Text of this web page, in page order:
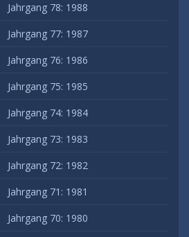
Jahrgang 78: 1988
Jahrgang 77: 1987
Jahrgang 76: 1986
Jahrgang 75: 1985
Jahrgang 74: 1984
Jahrgang 73: 1983
Jahrgang 72: 1982
Jahrgang 71: 1981
Jahrgang 70: 1980